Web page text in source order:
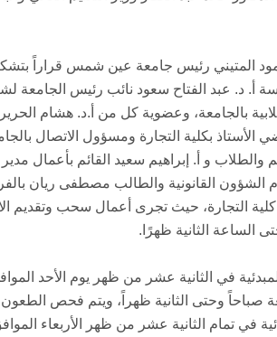
المتيني رئيس جامعة عين شمس قراراً
أ. د. عبد الفتاح سعود نائب رئيس
بالجامعة، وعضوية كل من أ.د. هشام
الأستاذ بكلية التجارة ومسؤول الاتصال
والطلاب و أ. إبراهيم سعيد القائم بأعمال
الشؤون القانونية والطالب مصطفى ريان
كلية التجارة، حيث تجرى أعمال سحب
تمام الثانية عشر من ظهر الأربعاء الموافق 24